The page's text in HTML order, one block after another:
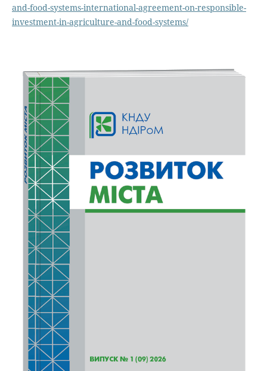
and-food-systems-international-agreement-on-responsible-
investment-in-agriculture-and-food-systems/